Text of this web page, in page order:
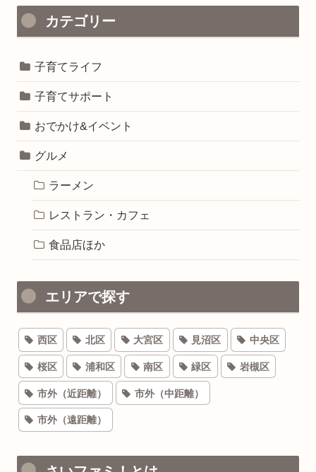
カテゴリー
子育てライフ
子育てサポート
おでかけ&イベント
グルメ
ラーメン
レストラン・カフェ
食品店ほか
エリアで探す
西区 北区 大宮区 見沼区 中央区
桜区 浦和区 南区 緑区 岩槻区
市外（近距離） 市外（中距離）
市外（遠距離）